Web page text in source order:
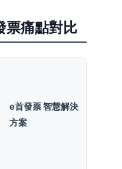
票痛點對比
e首發票 智慧解決
方案